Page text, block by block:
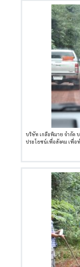
บริษัท เกลือพิมาย จำกัด
ประโยชน์เพื่อสังคม เพื่อ